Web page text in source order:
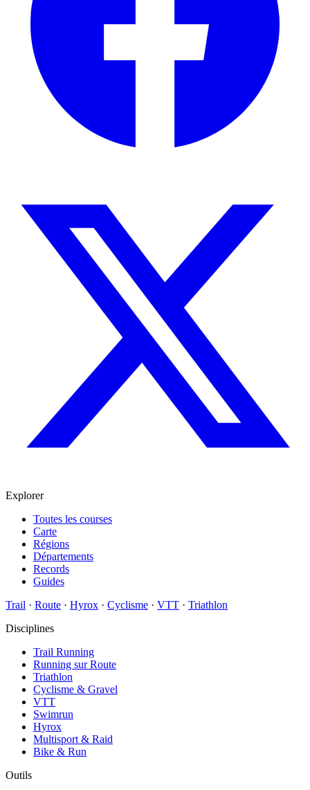
Explorer
Toutes les courses
Carte
Régions
Départements
Records
Guides
Trail · Route · Hyrox · Cyclisme · VTT · Triathlon
Disciplines
Trail Running
Running sur Route
Triathlon
Cyclisme & Gravel
VTT
Swimrun
Hyrox
Multisport & Raid
Bike & Run
Outils